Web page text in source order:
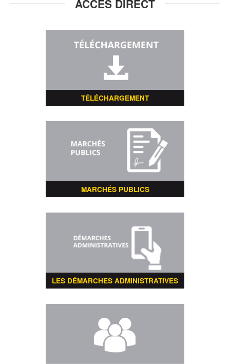
ACCÈS DIRECT
TÉLÉCHARGEMENT
MARCHÉS PUBLICS
LES DÉMARCHES ADMINISTRATIVES